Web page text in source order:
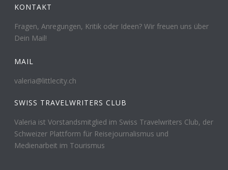
KONTAKT
Fragen, Anregungen, Kritik oder Ideen? Wir freuen uns über
Dein Mail!
MAIL
valeria@littlecity.ch
SWISS TRAVELWRITERS CLUB
Valeria ist Vorstandsmitglied im Swiss Travelwriters Club, der
Schweizer Plattform für Reisejournalismus und
Medienarbeit im Tourismus